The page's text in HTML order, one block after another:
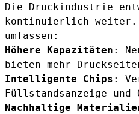
Die Druckindustrie
kontinuierlich weiter.
umfassen:
Höhere Kapazitäten :
bieten mehr
Intelligente Chips :
Füllstandsanzeige
Nachhaltige